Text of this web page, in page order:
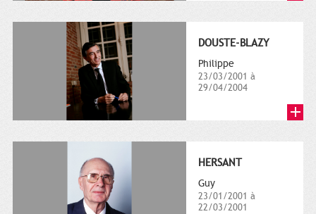
DOUSTE-BLAZY
Philippe
23/03/2001 à
29/04/2004
HERSANT
Guy
23/01/2001 à
22/03/2001